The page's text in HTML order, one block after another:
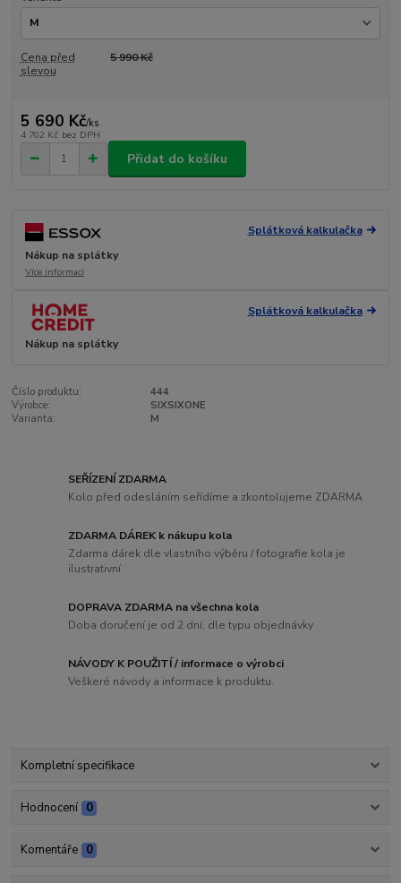
Cena před
slevou
5 990 Kč
5 690 Kč/ks
4 702 Kč bez DPH
Přidat do košíku
Splátková kalkulačka
Nákup na splátky
Více informací
Splátková kalkulačka
Nákup na splátky
Číslo produktu:
444
Výrobce:
SIXSIXONE
Varianta:
M
SEŘÍZENÍ ZDARMA
Kolo před odesláním seřídíme a zkontolujeme ZDARMA
ZDARMA DÁREK k nákupu kola
Zdarma dárek dle vlastního výběru / fotografie kola je
ilustrativní
DOPRAVA ZDARMA na všechna kola
Doba doručení je od 2 dní, dle typu objednávky
NÁVODY K POUŽITÍ / informace o výrobci
Veškeré návody a informace k produktu.
Kompletní specifikace
Hodnocení 0
Komentáře 0